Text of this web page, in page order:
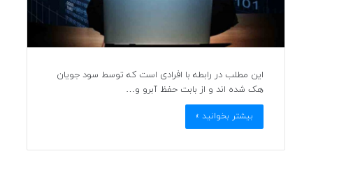
این مطلب در رابطه با افرادی است که توسط سود جویان
هک شده اند و از بابت حفظ آبرو و…
بیشتر بخوانید »